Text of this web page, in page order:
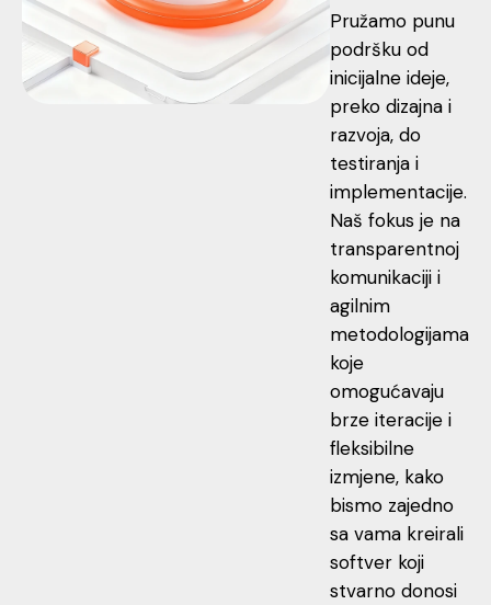
Pružamo punu
podršku od
inicijalne ideje,
preko dizajna i
razvoja, do
testiranja i
implementacije.
Naš fokus je na
transparentnoj
komunikaciji i
agilnim
metodologijama
koje
omogućavaju
brze iteracije i
fleksibilne
izmjene, kako
bismo zajedno
sa vama kreirali
softver koji
stvarno donosi